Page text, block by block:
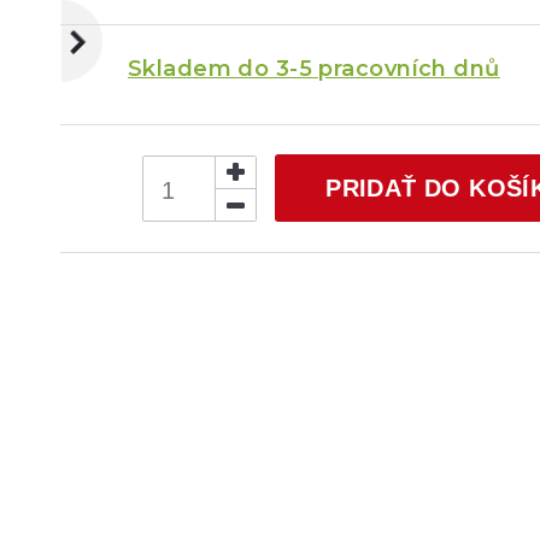
Skladem do 3-5 pracovních dnů
PRIDAŤ DO